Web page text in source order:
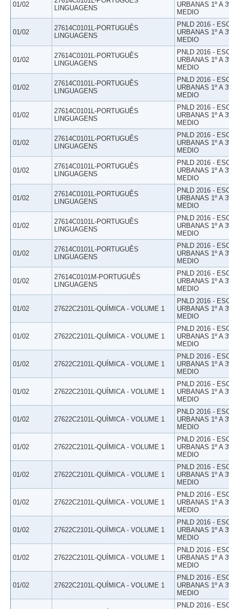
01/02
LINGUAGENS
URBANAS 1º A
MEDIO
01/02
27614C0101L-PORTUGUÊS
LINGUAGENS
PNLD 2016 -
URBANAS 1º A
MEDIO
01/02
27614C0101L-PORTUGUÊS
LINGUAGENS
PNLD 2016 -
URBANAS 1º A
MEDIO
01/02
27614C0101L-PORTUGUÊS
LINGUAGENS
PNLD 2016 -
URBANAS 1º A
MEDIO
01/02
27614C0101L-PORTUGUÊS
LINGUAGENS
PNLD 2016 -
URBANAS 1º A
MEDIO
01/02
27614C0101L-PORTUGUÊS
LINGUAGENS
PNLD 2016 -
URBANAS 1º A
MEDIO
01/02
27614C0101L-PORTUGUÊS
LINGUAGENS
PNLD 2016 -
URBANAS 1º A
MEDIO
01/02
27614C0101L-PORTUGUÊS
LINGUAGENS
PNLD 2016 -
URBANAS 1º A
MEDIO
01/02
27614C0101L-PORTUGUÊS
LINGUAGENS
PNLD 2016 -
URBANAS 1º A
MEDIO
01/02
27614C0101L-PORTUGUÊS
LINGUAGENS
PNLD 2016 -
URBANAS 1º A
MEDIO
01/02
27614C0101M-PORTUGUÊS
LINGUAGENS
PNLD 2016 -
URBANAS 1º A
MEDIO
01/02 27622C2101L-QUÍMICA - VOLUME 1
PNLD 2016 -
URBANAS 1º A
MEDIO
01/02 27622C2101L-QUÍMICA - VOLUME 1
PNLD 2016 -
URBANAS 1º A
MEDIO
01/02 27622C2101L-QUÍMICA - VOLUME 1
PNLD 2016 -
URBANAS 1º A
MEDIO
01/02 27622C2101L-QUÍMICA - VOLUME 1
PNLD 2016 -
URBANAS 1º A
MEDIO
01/02 27622C2101L-QUÍMICA - VOLUME 1
PNLD 2016 -
URBANAS 1º A
MEDIO
01/02 27622C2101L-QUÍMICA - VOLUME 1
PNLD 2016 -
URBANAS 1º A
MEDIO
01/02 27622C2101L-QUÍMICA - VOLUME 1
PNLD 2016 -
URBANAS 1º A
MEDIO
01/02 27622C2101L-QUÍMICA - VOLUME 1
PNLD 2016 -
URBANAS 1º A
MEDIO
01/02 27622C2101L-QUÍMICA - VOLUME 1
PNLD 2016 -
URBANAS 1º A
MEDIO
01/02 27622C2101L-QUÍMICA - VOLUME 1
PNLD 2016 -
URBANAS 1º A
MEDIO
01/02 27622C2101L-QUÍMICA - VOLUME 1
PNLD 2016 -
URBANAS 1º A
MEDIO
PNLD 2016 -